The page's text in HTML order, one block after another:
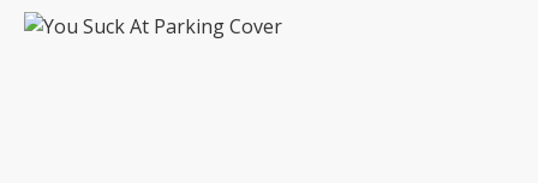
Bildergalerie überspringen